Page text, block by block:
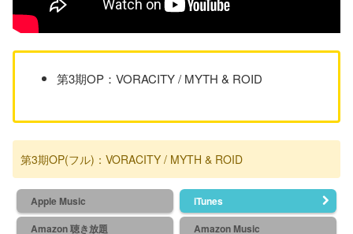
第3期OP：VORACITY / MYTH & ROID
第3期OP(フル)：VORACITY / MYTH & ROID
Apple Music
iTunes
Amazon 聴き放題
Amazon Music